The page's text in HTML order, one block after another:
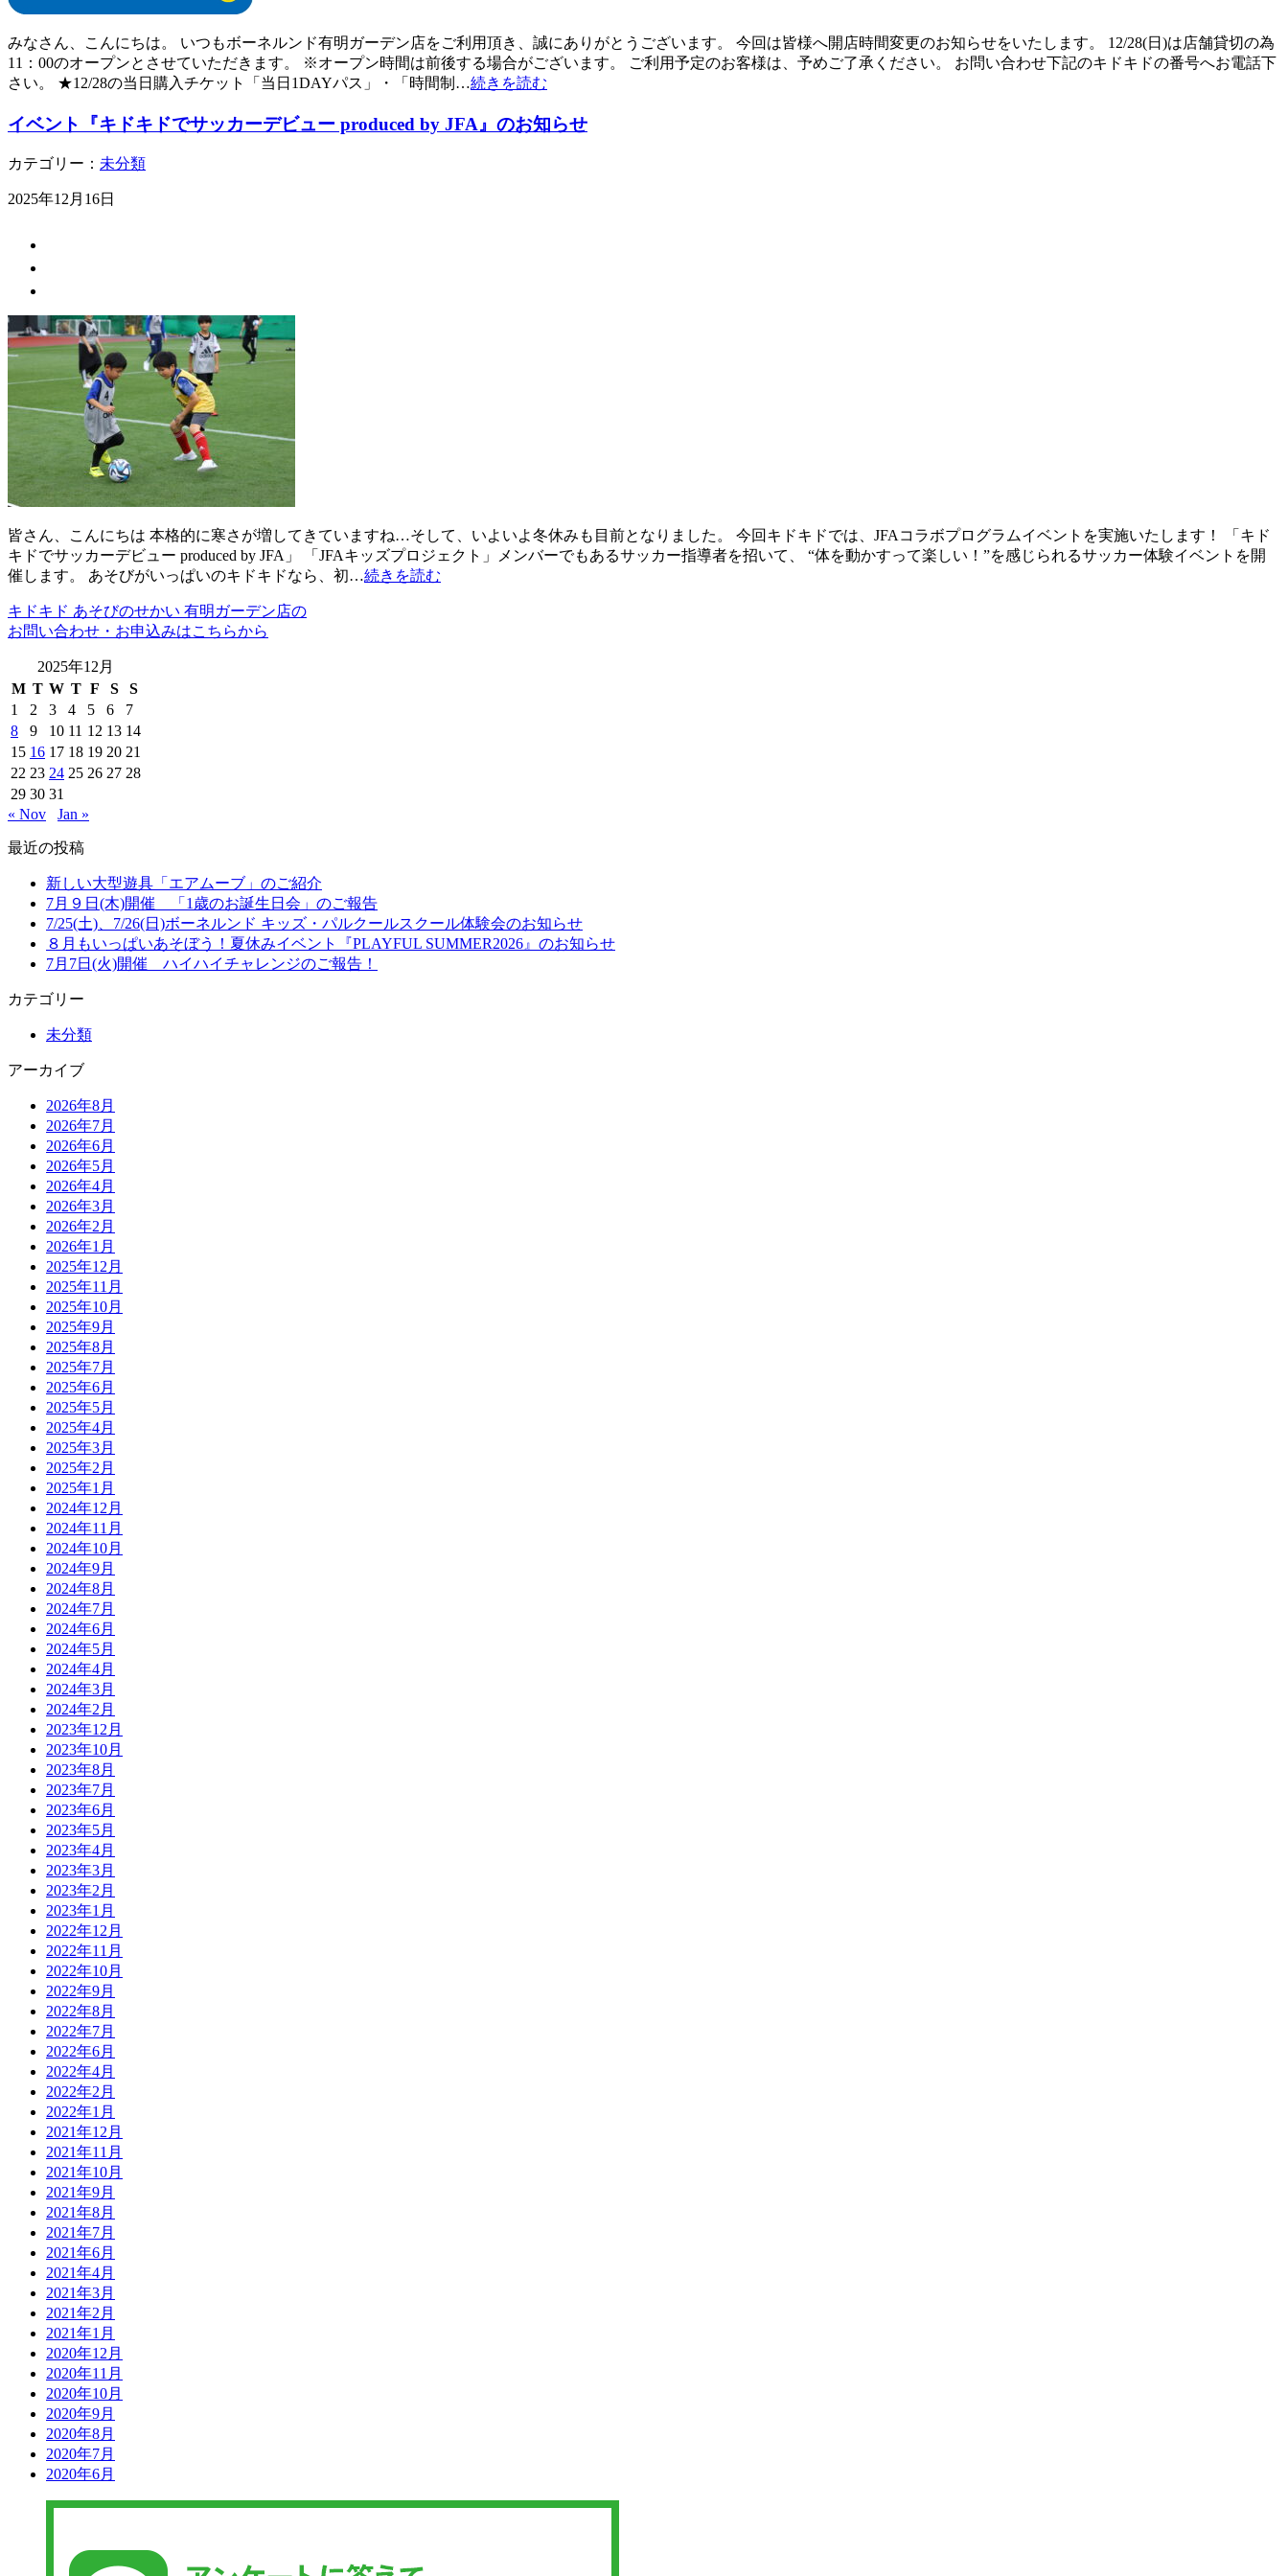
みなさん、こんにちは。 いつもボーネルンド有明ガーデン店をご利用頂き、誠にありがとうございます。 今回は皆様へ開店時間変更のお知らせをいたします。 12/28(日)は店舗貸切の為
11：00のオープンとさせていただきます。 ※オープン時間は前後する場合がございます。 ご利用予定のお客様は、予めご了承ください。 お問い合わせ下記のキドキドの番号へお電話下
さい。 ★12/28の当日購入チケット「当日1DAYパス」・「時間制…続きを読む
イベント『キドキドでサッカーデビュー produced by JFA』のお知らせ
カテゴリー： 未分類
2025年12月16日
皆さん、こんにちは 本格的に寒さが増してきていますね…そして、いよいよ冬休みも目前となりました。 今回キドキドでは、JFAコラボプログラムイベントを実施いたします！ 「キド
キドでサッカーデビュー produced by JFA」 「JFAキッズプロジェクト」メンバーでもあるサッカー指導者を招いて、 “体を動かすって楽しい！”を感じられるサッカー体験イベントを開
催します。 あそびがいっぱいのキドキドなら、初…続きを読む
キドキド あそびのせかい 有明ガーデン店の
お問い合わせ・お申込みはこちらから
2025年12月
M T W T F S
S
1
2 3 4 5 6
7
8
9 10 11 12 13 14
15 16 17 18 19 20 21
22 23 24 25 26 27 28
29 30 31
« Nov
Jan »
最近の投稿
新しい大型遊具「エアムーブ」のご紹介
7月９日(木)開催 「1歳のお誕生日会」のご報告
7/25(土)、7/26(日)ボーネルンド キッズ・パルクールスクール体験会のお知らせ
８月もいっぱいあそぼう！夏休みイベント『PLAYFUL SUMMER2026』のお知らせ
7月7日(火)開催 ハイハイチャレンジのご報告！
カテゴリー
未分類
アーカイブ
2026年8月
2026年7月
2026年6月
2026年5月
2026年4月
2026年3月
2026年2月
2026年1月
2025年12月
2025年11月
2025年10月
2025年9月
2025年8月
2025年7月
2025年6月
2025年5月
2025年4月
2025年3月
2025年2月
2025年1月
2024年12月
2024年11月
2024年10月
2024年9月
2024年8月
2024年7月
2024年6月
2024年5月
2024年4月
2024年3月
2024年2月
2023年12月
2023年10月
2023年8月
2023年7月
2023年6月
2023年5月
2023年4月
2023年3月
2023年2月
2023年1月
2022年12月
2022年11月
2022年10月
2022年9月
2022年8月
2022年7月
2022年6月
2022年4月
2022年2月
2022年1月
2021年12月
2021年11月
2021年10月
2021年9月
2021年8月
2021年7月
2021年6月
2021年4月
2021年3月
2021年2月
2021年1月
2020年12月
2020年11月
2020年10月
2020年9月
2020年8月
2020年7月
2020年6月